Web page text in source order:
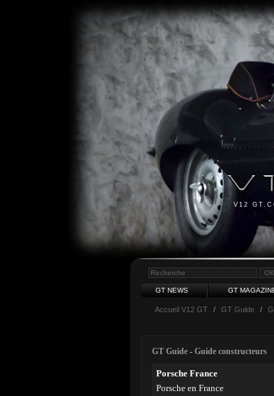
V12
GT NEWS GT
Accueil V12 GT / GT Guide /
GT Guide - Guide constructeurs
Porsche France
Porsche en France